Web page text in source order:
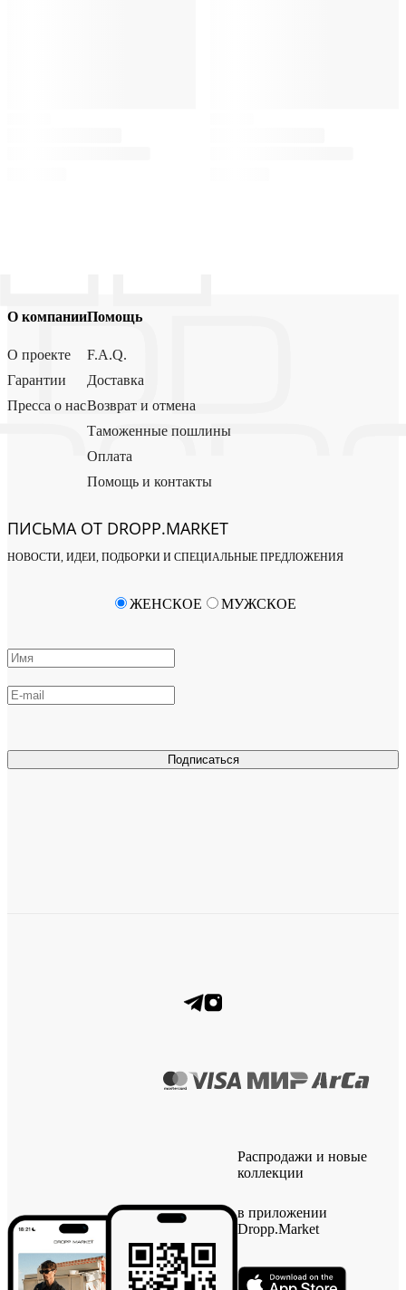
О компании
О проекте
Гарантии
Пресса о нас
Помощь
F.A.Q.
Доставка
Возврат и отмена
Таможенные пошлины
Оплата
Помощь и контакты
ПИСЬМА ОТ DROPP.MARKET
НОВОСТИ, ИДЕИ, ПОДБОРКИ И СПЕЦИАЛЬНЫЕ ПРЕДЛОЖЕНИЯ
Подписаться
ЖЕНСКОЕ МУЖСКОЕ
Распродажи и новые
коллекции
в приложении
Dropp.Market